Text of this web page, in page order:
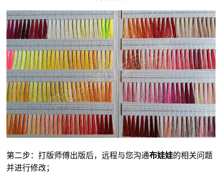
第二步：打版师傅出版后，远程与您沟通布娃娃的相关问题
并进行修改；